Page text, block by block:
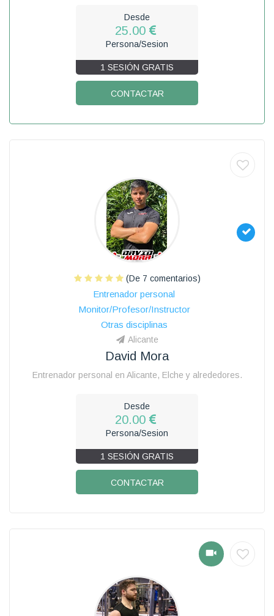
Desde
25.00
Persona/Sesion
1 SESIÓN GRATIS
CONTACTAR
(De 7 comentarios)
Entrenador personal
Monitor/Profesor/Instructor
Otras disciplinas
Alicante
David Mora
Entrenador personal en Alicante, Elche y alrededores.
Desde
20.00
Persona/Sesion
1 SESIÓN GRATIS
CONTACTAR